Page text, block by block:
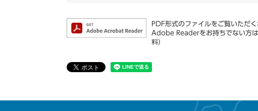
PDF形式のファイルをご覧いただ
Adobe Readerをお持ちでない方
料）